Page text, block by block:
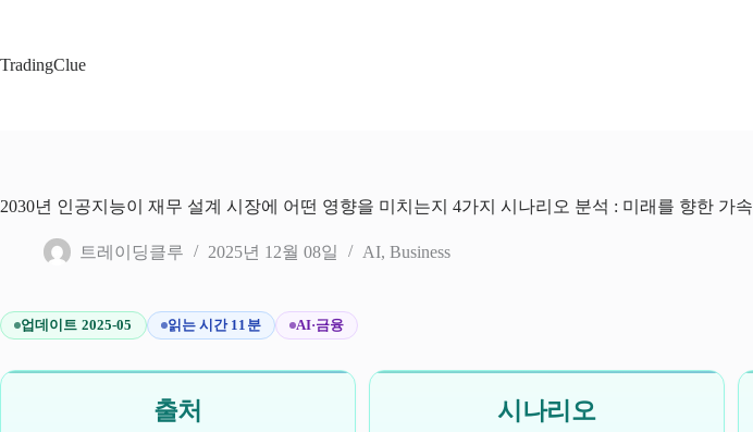
으
TradingClue
2030년 인공지능이 재무 설계 시장에 어떤 영향을 미치는지 4가지 시나리오 분석 : 미래를 향한 가속
트레이딩클루 2025년 12월 08일 AI, Business
업데이트 2025-05 읽는 시간 11분 AI·금융
출처 시나리오